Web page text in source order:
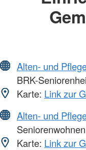
Alten- und
BRK-
Karte: Link zur
Alten- und
Karte: Link zur